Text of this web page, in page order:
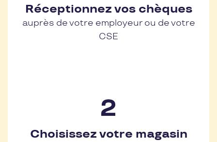
Réceptionnez vos chèques
auprès de votre employeur ou de votre
CSE
Choisissez votre magasin